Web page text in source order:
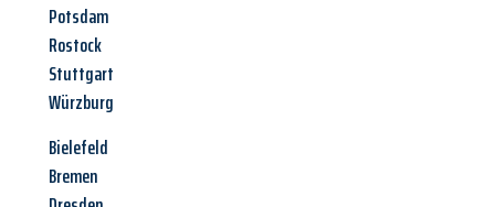
Potsdam
Rostock
Stuttgart
Würzburg
Bielefeld
Bremen